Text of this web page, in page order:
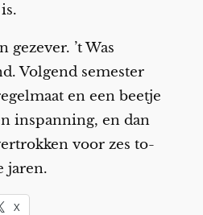
gezever. ’t Was
Volgend semester
en een beetje
inspanning, en dan
voor zes to-
jaren.
X